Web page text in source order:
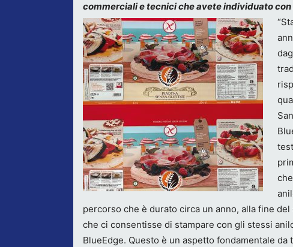
commerciali e tecnici che avete individuato con
percorso che è durato circa un anno, alla fine
che ci consentisse di stampare con gli stessi
BlueEdge. Questo è un aspetto fondamentale